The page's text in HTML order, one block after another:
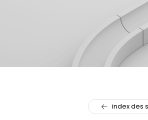
index des